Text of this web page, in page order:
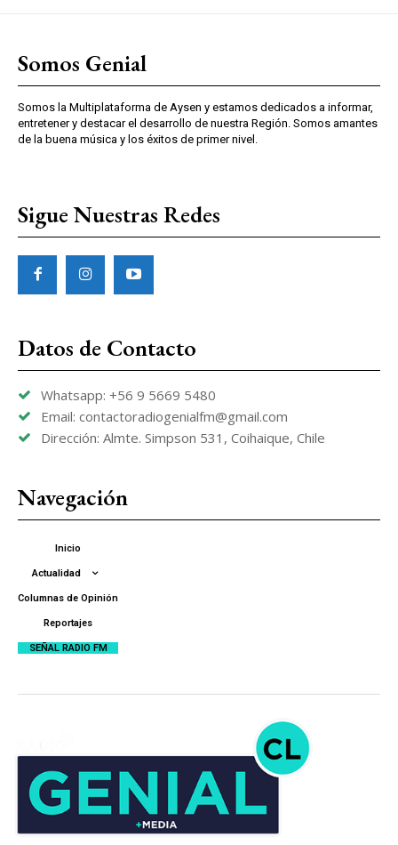
Somos Genial
Somos la Multiplataforma de Aysen y estamos dedicados a informar,
entretener y destacar el desarrollo de nuestra Región. Somos amantes
de la buena música y los éxitos de primer nivel.
Sigue Nuestras Redes
Datos de Contacto
Whatsapp: +56 9 5669 5480
Email: contactoradiogenialfm@gmail.com
Dirección: Almte. Simpson 531, Coihaique, Chile
Navegación
Inicio
Actualidad
Columnas de Opinión
Reportajes
SEÑAL RADIO FM